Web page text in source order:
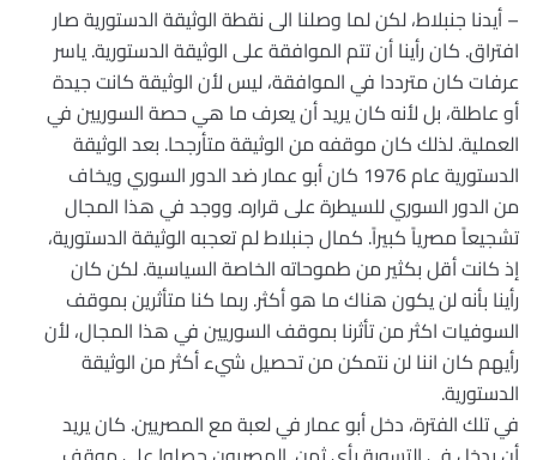
– أيدنا جنبلاط، لكن لما وصلنا الى نقطة الوثيقة الدستورية صار
افتراق. كان رأينا أن تتم الموافقة على الوثيقة الدستورية. ياسر
عرفات كان مترددا في الموافقة، ليس لأن الوثيقة كانت جيدة
أو عاطلة، بل لأنه كان يريد أن يعرف ما هي حصة السوريين في
العملية. لذلك كان موقفه من الوثيقة متأرجحا. بعد الوثيقة
الدستورية عام 1976 كان أبو عمار ضد الدور السوري ويخاف
من الدور السوري للسيطرة على قراره. ووجد في هذا المجال
تشجيعاً مصرياً كبيراً. كمال جنبلاط لم تعجبه الوثيقة الدستورية،
إذ كانت أقل بكثير من طموحاته الخاصة السياسية. لكن كان
رأينا بأنه لن يكون هناك ما هو أكثر. ربما كنا متأثرين بموقف
السوفيات اكثر من تأثرنا بموقف السوريين في هذا المجال، لأن
رأيهم كان اننا لن نتمكن من تحصيل شيء أكثر من الوثيقة
الدستورية.
في تلك الفترة، دخل أبو عمار في لعبة مع المصريين. كان يريد